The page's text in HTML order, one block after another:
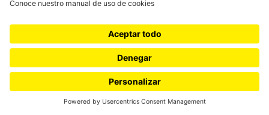
Queda en evidencia que su eslogan de campaña de
“la igualdad es imparable” solo es para los casos de
matrimonio igualitario y adopción. Nosotras
creemos, y hacemos un llamado a Claudia López,
en que ella se demoró en tumbar esta medida y la
historia se lo cobrará. Pasará a la historia no solo